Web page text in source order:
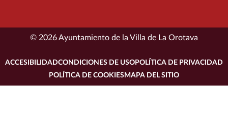
© 2026 Ayuntamiento de la Villa de La Orotava
ACCESIBILIDADCONDICIONES DE USO POLÍTICA DE PRIVACIDAD
POLÍTICA DE COOKIESMAPA DEL SITIO